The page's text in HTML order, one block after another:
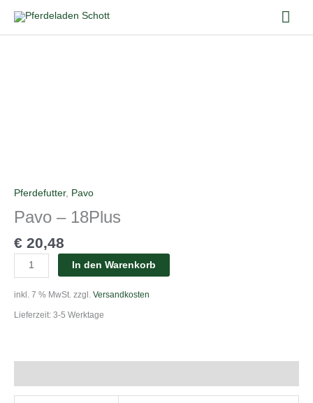
Inhalt
Pferdefutter, Pavo
Pavo – 18Plus
€ 20,48
In den Warenkorb
inkl. 7 % MwSt. zzgl. Versandkosten
Lieferzeit: 3-5 Werktage